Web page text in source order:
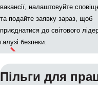
вакансії, налаштовуйте
та подайте заявку зараз, щоб
приєднатися до світового
галузі безпеки.
Пільги для